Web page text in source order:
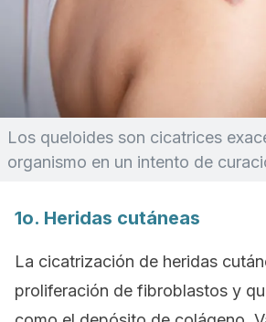
Los queloides son cicatrices
organismo en un intento de
1o. Heridas cutáneas
La cicatrización de heridas
proliferación de fibroblastos y